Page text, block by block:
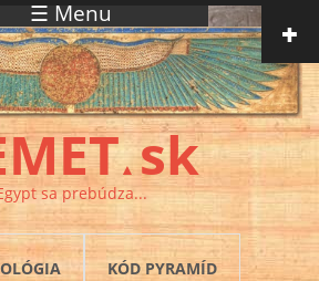
☰ Menu
▲ sk
sa prebúdza...
KÓD PYRAMÍD